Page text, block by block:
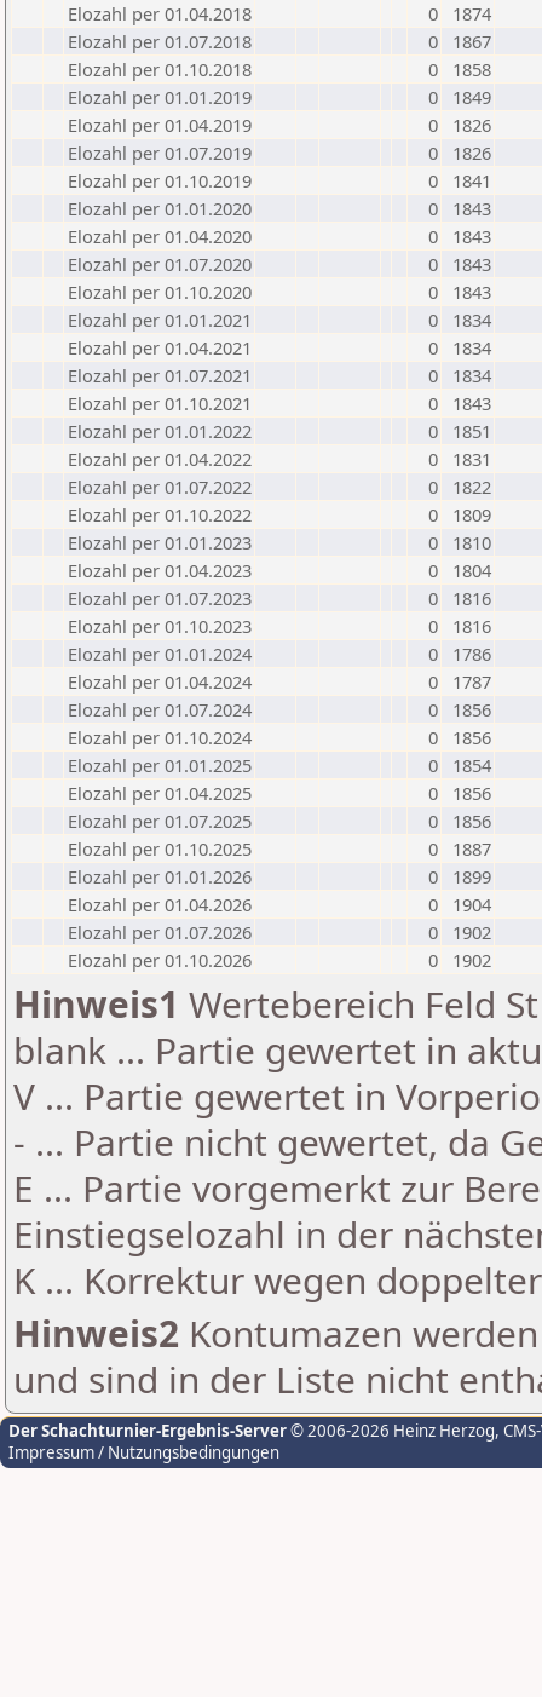
Elozahl per 01.04.2018
0
1874
Elozahl per 01.07.2018
0
1867
Elozahl per 01.10.2018
0
1858
Elozahl per 01.01.2019
0
1849
Elozahl per 01.04.2019
0
1826
Elozahl per 01.07.2019
0
1826
Elozahl per 01.10.2019
0
1841
Elozahl per 01.01.2020
0
1843
Elozahl per 01.04.2020
0
1843
Elozahl per 01.07.2020
0
1843
Elozahl per 01.10.2020
0
1843
Elozahl per 01.01.2021
0
1834
Elozahl per 01.04.2021
0
1834
Elozahl per 01.07.2021
0
1834
Elozahl per 01.10.2021
0
1843
Elozahl per 01.01.2022
0
1851
Elozahl per 01.04.2022
0
1831
Elozahl per 01.07.2022
0
1822
Elozahl per 01.10.2022
0
1809
Elozahl per 01.01.2023
0
1810
Elozahl per 01.04.2023
0
1804
Elozahl per 01.07.2023
0
1816
Elozahl per 01.10.2023
0
1816
Elozahl per 01.01.2024
0
1786
Elozahl per 01.04.2024
0
1787
Elozahl per 01.07.2024
0
1856
Elozahl per 01.10.2024
0
1856
Elozahl per 01.01.2025
0
1854
Elozahl per 01.04.2025
0
1856
Elozahl per 01.07.2025
0
1856
Elozahl per 01.10.2025
0
1887
Elozahl per 01.01.2026
0
1899
Elozahl per 01.04.2026
0
1904
Elozahl per 01.07.2026
0
1902
Elozahl per 01.10.2026
0 1902
Hinweis1 Wertebereich Feld
blank ... Partie gewertet in
V ... Partie gewertet in
- ... Partie nicht gewertet, da
E ... Partie vorgemerkt zur
Einstiegselozahl in der
K ... Korrektur wegen
Hinweis2 Kontumazen
und sind in der Liste nicht
Der Schachturnier-Ergebnis-Server© 2006-2026 Heinz Herzog,
Impressum / Nutzungsbedingungen